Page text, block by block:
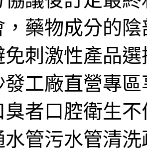
，藥物成分的
免刺激性產品
發工廠直營專
臭者口腔衛生
水管污水管清